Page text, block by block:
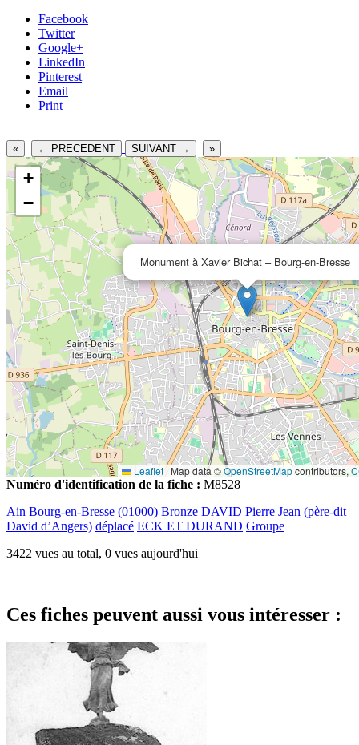
Facebook
Twitter
Google+
LinkedIn
Pinterest
Email
Print
« ← PRECEDENT SUIVANT → »
Monument à Xavier Bichat – Bourg-en-Bresse
+
−
Leaflet |Map data ©OpenStreetMapcontributors,
Numéro d'identification de la fiche : M8528
Ain Bourg-en-Bresse (01000) Bronze DAVID Pierre Jean (père-dit
David d’Angers) déplacé ECK ET DURAND Groupe
3422 vues au total, 0 vues aujourd'hui
Ces fiches peuvent aussi vous intéresser :